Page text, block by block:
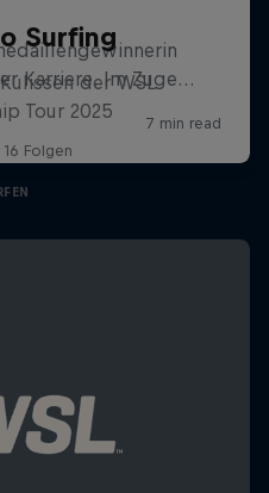
Surfing
der WSL
Tour 2025
16 Folgen